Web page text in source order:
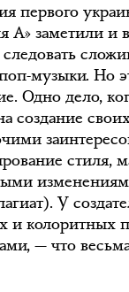
первого
А» заметили и
музыки. Но
Одно дело,
создание
стиля,
У
и колоритных
— что